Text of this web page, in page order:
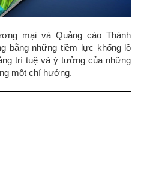
mại và Quảng cáo Thành
bằng những tiềm lực khổng lồ
trí tuệ và ý tưởng của những
một chí hướng.